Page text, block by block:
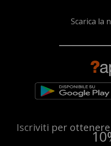
Scarica la
Iscriviti per